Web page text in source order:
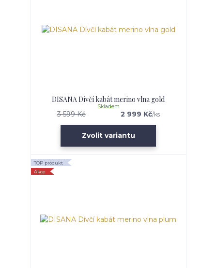
DISANA Dívčí kabát merino vlna gold
3 599 Kč 2 999 Kč/ks
Skladem
Zvolit variantu
TOP produkt
Akce